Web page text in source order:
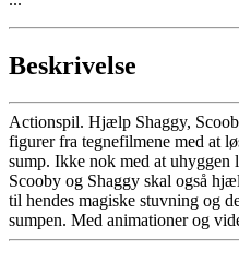
Beskrivelse
Actionspil. Hjælp Shaggy,
figurer fra tegnefilmene med at
sump. Ikke nok med at uhyggen
Scooby og Shaggy skal også
til hendes magiske stuvning og
sumpen. Med animationer og